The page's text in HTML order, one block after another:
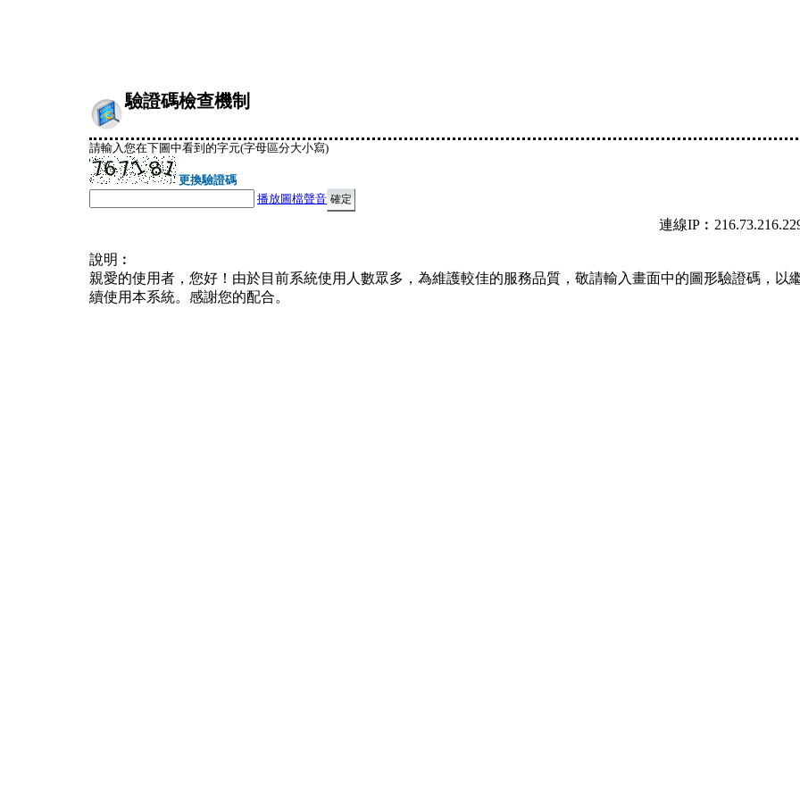
驗證碼檢查機制
請輸入您在下圖中看到的字元(字母區分大小寫)
更換驗證碼
播放圖檔聲音
連線
說明︰
親愛的使用者，您好！由於目前系統使用人數眾多，為維護較佳的服務品質，敬請輸入畫面中的圖形驗證碼，以
續使用本系統。感謝您的配合。